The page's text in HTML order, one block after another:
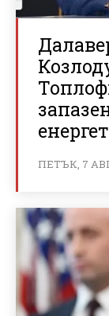
ПЕТЪК, 7